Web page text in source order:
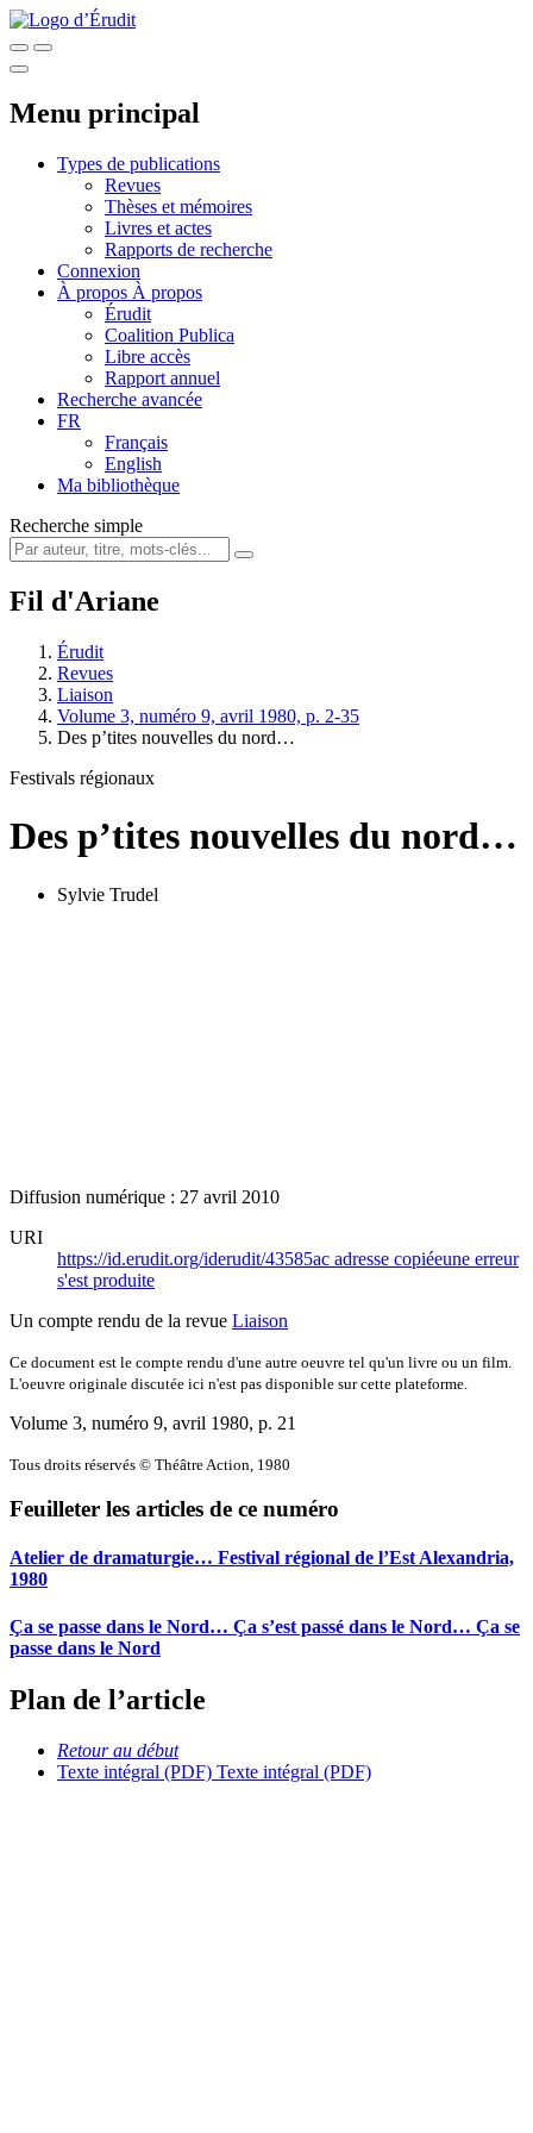
Menu principal
Types de publications
Revues
Thèses et mémoires
Livres et actes
Rapports de recherche
Connexion
À propos À propos
Érudit
Coalition Publica
Libre accès
Rapport annuel
Recherche avancée
FR
Français
English
Ma bibliothèque
Recherche simple
Fil d'Ariane
Érudit
Revues
Liaison
Volume 3, numéro 9, avril 1980, p. 2-35
Des p’tites nouvelles du nord…
Festivals régionaux
Des p’tites nouvelles du nord…
Sylvie Trudel
Diffusion numérique : 27 avril 2010
URI
https://id.erudit.org/iderudit/43585ac adresse copiéeune erreur
s'est produite
Un compte rendu de la revue Liaison
Ce document est le compte rendu d'une autre oeuvre tel qu'un livre ou un film.
L'oeuvre originale discutée ici n'est pas disponible sur cette plateforme.
Volume 3, numéro 9, avril 1980, p. 21
Tous droits réservés © Théâtre Action, 1980
Feuilleter les articles de ce numéro
Atelier de dramaturgie… Festival régional de l’Est Alexandria,
1980
Ça se passe dans le Nord… Ça s’est passé dans le Nord… Ça se
passe dans le Nord
Plan de l’article
Retour au début
Texte intégral (PDF) Texte intégral (PDF)